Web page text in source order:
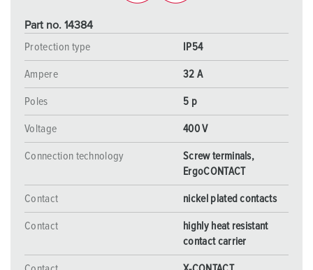
Part no. 14384
Protection type
IP54
Ampere 32 A
Poles 5 p
Voltage 400 V
Connection technology
Screw terminals,
ErgoCONTACT
Contact nickel plated contacts
Contact
highly heat resistant
contact carrier